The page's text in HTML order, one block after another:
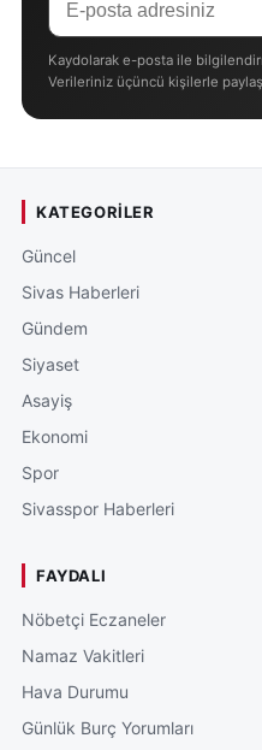
Kaydolarak e-posta ile
Verileriniz üçüncü kişilerle
KATEGORILER
Güncel
Sivas Haberleri
Gündem
Siyaset
Asayiş
Ekonomi
Spor
Sivasspor Haberleri
FAYDALI
Nöbetçi Eczaneler
Namaz Vakitleri
Hava Durumu
Günlük Burç Yorumları